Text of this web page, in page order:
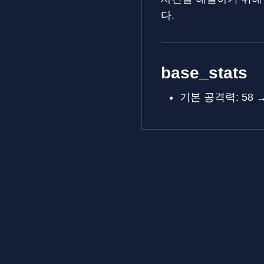
다.
base_stats
기본 공격력: 58